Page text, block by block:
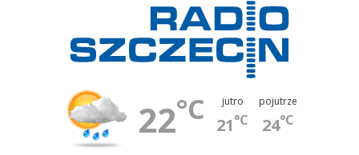
22°C jutro
21°C
pojutrze
24°C